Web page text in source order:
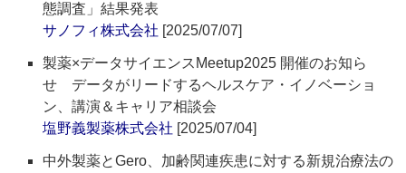
態調査」結果発表
サノフィ株式会社 [2025/07/07]
製薬×データサイエンスMeetup2025 開催のお知ら
せ データがリードするヘルスケア・イノベーショ
ン、講演＆キャリア相談会
塩野義製薬株式会社 [2025/07/04]
中外製薬とGero、加齢関連疾患に対する新規治療法の